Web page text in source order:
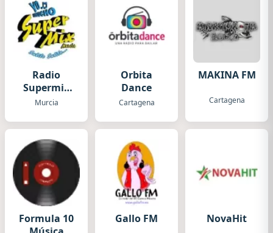
Radio
Supermix
Murcia
Murcia
Orbita
Dance
Cartagena
MAKINA FM
Cartagena
Formula 10
Gallo FM NovaHit